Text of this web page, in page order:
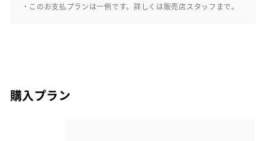
・このお支払プランは一例です。詳しくは販売店スタッフまで。
購入プラン